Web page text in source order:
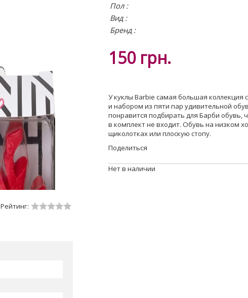
Рейтинг:
Пол :
Вид :
Бренд :
150 грн.
У куклы Barbie самая большая
и набором из пяти пар удивительной
понравится подбирать для Барби
в комплект не входит. Обувь на низком
щиколотках или плоскую стопу.
Поделиться
Нет в наличии